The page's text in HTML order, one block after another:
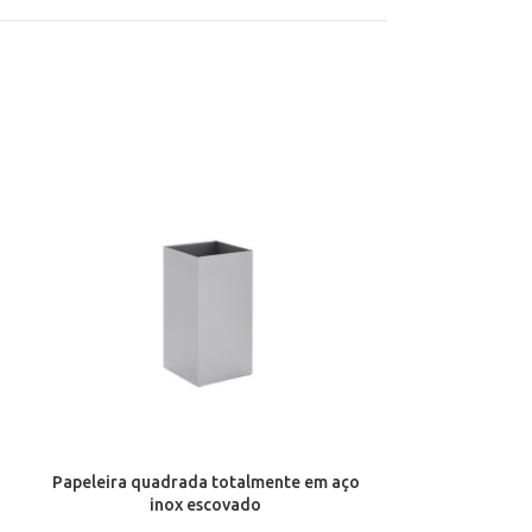
Papeleira quadrada totalmente em aço
inox escovado